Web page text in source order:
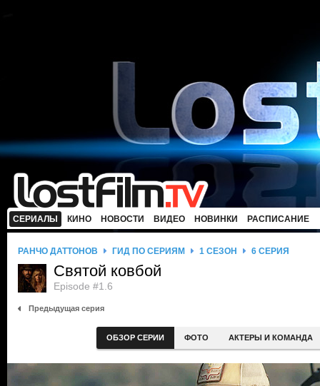
СЕРИАЛЫ КИНО НОВОСТИ ВИДЕО НОВИНКИ РАСПИСАНИЕ
РАНЧО ДАТТОНОВ ГИД ПО СЕРИЯМ 1 СЕЗОН 6 СЕРИЯ
Святой ковбой
Episode #1.6
Предыдущая серия
ОБЗОР СЕРИИ ФОТО АКТЕРЫ И КОМАНДА